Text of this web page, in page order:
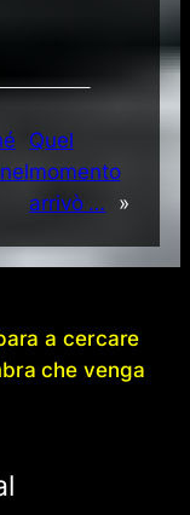
Quel
momento
arrivò …
»
a cercare
che venga